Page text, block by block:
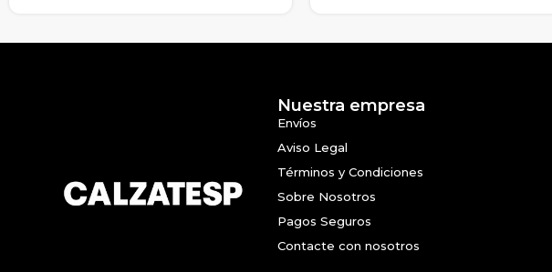
Nuestra empresa
Envíos
Aviso Legal
Términos y Condiciones
Sobre Nosotros
Pagos Seguros
Contacte con nosotros